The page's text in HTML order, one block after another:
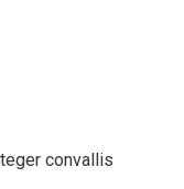
convallis